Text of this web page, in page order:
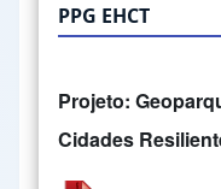
PPG EHCT
Projeto:
Cidades